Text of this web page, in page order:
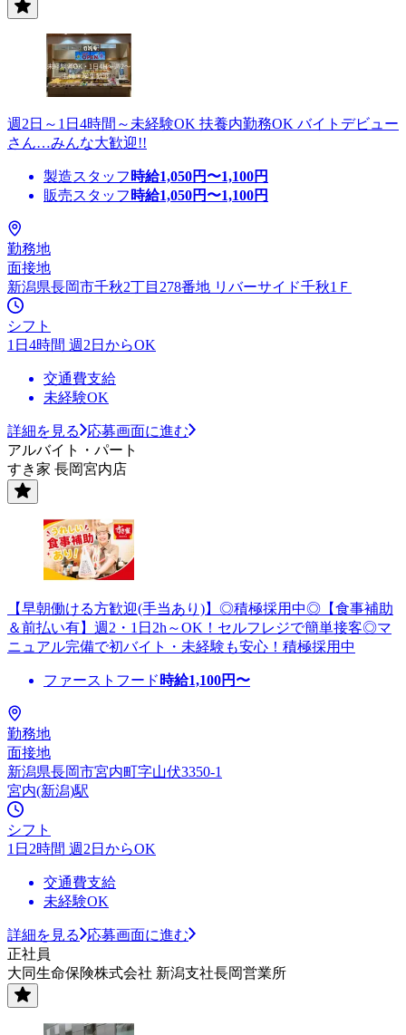
週2日～1日4時間～未経験OK 扶養内勤務OK バイトデビュー
さん…みんな大歓迎!!
製造スタッフ 時給1,050円〜1,100円
販売スタッフ 時給1,050円〜1,100円
勤務地
面接地
新潟県長岡市千秋2丁目278番地 リバーサイド千秋1Ｆ
シフト
1日4時間 週2日からOK
交通費支給
未経験OK
詳細を見る
応募画面に進む
アルバイト・パート
すき家 長岡宮内店
【早朝働ける方歓迎(手当あり)】◎積極採用中◎【食事補助
＆前払い有】週2・1日2h～OK！セルフレジで簡単接客◎マ
ニュアル完備で初バイト・未経験も安心！積極採用中
ファーストフード 時給1,100円〜
勤務地
面接地
新潟県長岡市宮内町字山伏3350-1
宮内(新潟)駅
シフト
1日2時間 週2日からOK
交通費支給
未経験OK
詳細を見る
応募画面に進む
正社員
大同生命保険株式会社 新潟支社長岡営業所